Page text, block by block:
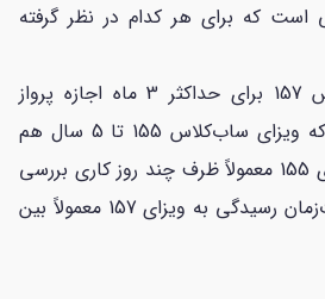
است که برای هر کدام در نظر گرفته
ویزای بازگشت ساب‌کلاس 157 برای حداکثر 3 ماه اجازه پرواز
صادر می‌شود، در حالی که ویزای ساب‌کلاس 155 تا 5 سال هم
ظرفیت تمدید دارد. ویزای 155 معمولاً ظرف چند روز کاری بررسی
و صادر می‌شود، اما مدت‌زمان رسیدگی به ویزای 157 معمولاً بین